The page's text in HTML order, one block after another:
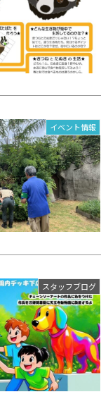
イベント情報
スタッフブログ